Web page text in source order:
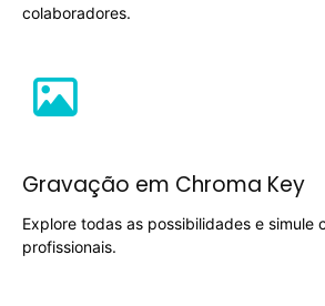
colaboradores.
Gravação em Chroma Key
Explore todas as possibilidades e simule
profissionais.